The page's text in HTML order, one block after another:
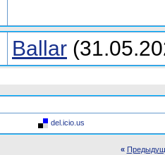
Ballar
del.icio.us
«